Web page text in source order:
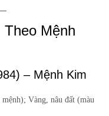
Mệnh
– Mệnh Kim
Vàng, nâu đất (màu